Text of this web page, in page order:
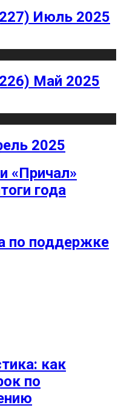
Июль 2025
Май 2025
2025
«Причал»
года
по поддержке
как
по